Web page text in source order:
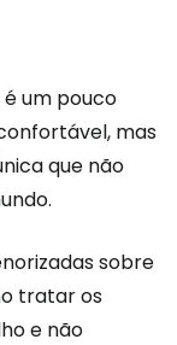
um pouco
mas
que não
sobre
tratar os
e não